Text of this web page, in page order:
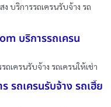
บริการรถเครนรับจ้าง รถ
บริการรถเครน
ถเครนรับจ้าง รถเครนให้เช่า
รถเครนรับจ้าง รถเฮี๊ย